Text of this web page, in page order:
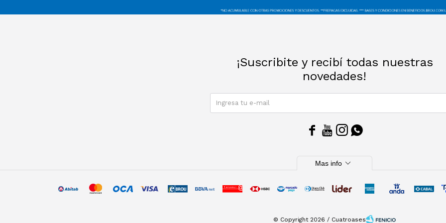
¡Suscribite y recibí todas nuestras
novedades!
   
Mas info expand_more
© Copyright 2026 / Cuatroases